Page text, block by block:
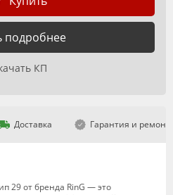
подробнее
КП
Доставка Гарантия и ремонт
29 от бренда RinG — это